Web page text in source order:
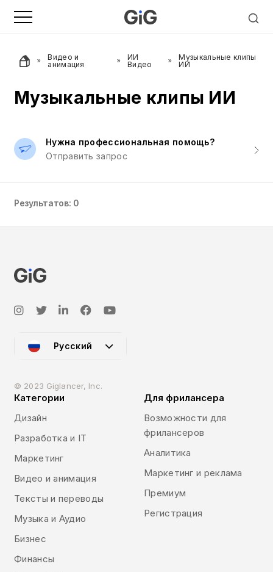
Видео и
анимация
ИИ
Видео
Музыкальные клипы
ИИ
Музыкальные клипы ИИ
Нужна профессиональная помощь?
Отправить запрос
Результатов: 0
Русский
© 2023 Giglancer, Inc.
Категории
Дизайн
Разработка и IT
Маркетинг
Видео и анимация
Тексты и переводы
Музыка и Аудио
Бизнес
Финансы
Для фрилансера
Возможности для
фрилансеров
Аналитика
Маркетинг и реклама
Премиум
Регистрация